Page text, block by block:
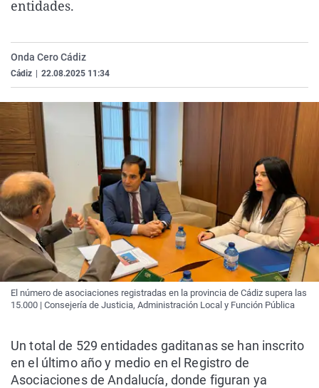
Operación Viuda
Navarra
País Vasco
entidades.
Onda Cero Cádiz
Cádiz 22.08.2025 11:34
El número de asociaciones registradas en la provincia de Cádiz supera las
15.000 | Consejería de Justicia, Administración Local y Función Pública
Un total de 529 entidades gaditanas se han inscrito
en el último año y medio en el Registro de
Asociaciones de Andalucía, donde figuran ya